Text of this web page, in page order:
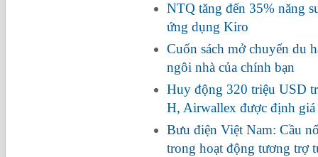
NTQ tăng đến 35% năng
ứng dụng Kiro
Cuốn sách mở chuyến du
ngôi nhà của chính bạn
Huy động 320 triệu USD
H, Airwallex được định
Bưu điện Việt Nam: Cầu
trong hoạt động tương trợ